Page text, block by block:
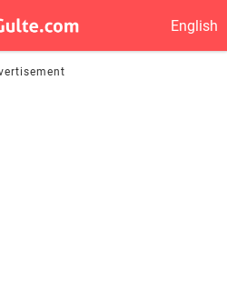
English